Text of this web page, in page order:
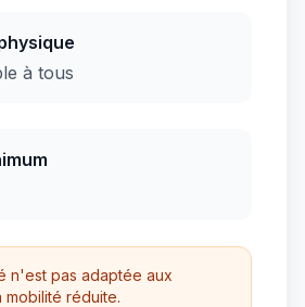
à tous
n'est pas adaptée aux
mobilité réduite.